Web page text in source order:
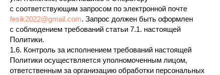
с соответствующим запросом по электронной почте
fesik2022@gmail.com. Запрос должен быть оформлен
с соблюдением требований статьи 7.1. настоящей
Политики.
1.6. Контроль за исполнением требований настоящей
Политики осуществляется уполномоченным лицом,
ответственным за организацию обработки персональных